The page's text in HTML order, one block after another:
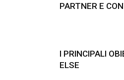
PARTNER E
I PRINCIPALI
ELSE